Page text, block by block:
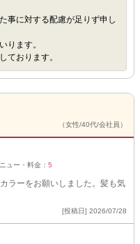
事に対する配慮が足りず申し
ります。
ております。
（女性/40代/会社員）
ュー・料金： 5
ラーをお願いしました。髪も気
[投稿日] 2026/07/28